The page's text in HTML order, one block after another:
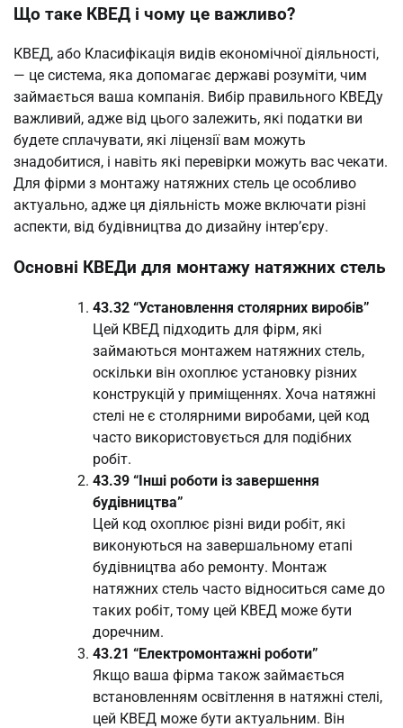
Що таке КВЕД і чому це важливо?
КВЕД, або Класифікація видів економічної діяльності,
— це система, яка допомагає державі розуміти, чим
займається ваша компанія. Вибір правильного КВЕДу
важливий, адже від цього залежить, які податки ви
будете сплачувати, які ліцензії вам можуть
знадобитися, і навіть які перевірки можуть вас чекати.
Для фірми з монтажу натяжних стель це особливо
актуально, адже ця діяльність може включати різні
аспекти, від будівництва до дизайну інтер’єру.
Основні КВЕДи для монтажу натяжних стель
43.32 “Установлення столярних виробів”
Цей КВЕД підходить для фірм, які
займаються монтажем натяжних стель,
оскільки він охоплює установку різних
конструкцій у приміщеннях. Хоча натяжні
стелі не є столярними виробами, цей код
часто використовується для подібних
робіт.
43.39 “Інші роботи із завершення
будівництва”
Цей код охоплює різні види робіт, які
виконуються на завершальному етапі
будівництва або ремонту. Монтаж
натяжних стель часто відноситься саме до
таких робіт, тому цей КВЕД може бути
доречним.
43.21 “Електромонтажні роботи”
Якщо ваша фірма також займається
встановленням освітлення в натяжні стелі,
цей КВЕД може бути актуальним. Він